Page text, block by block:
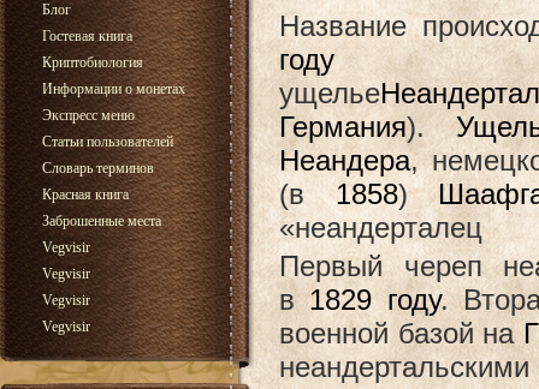
Блог
Гостевая книга
Криптобиология
Информации о монетах
Экспресс меню
Статьи пользователей
Словарь терминов
Красная книга
Заброшенные места
Vegvisir
Vegvisir
Vegvisir
Vegvisir
Название
году
ущелье
Германия).
Неандера,
(в1858)
«неандерталец
Первый череп
в1829 году.
военной базой на